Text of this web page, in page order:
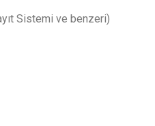
Sistemi ve benzeri)